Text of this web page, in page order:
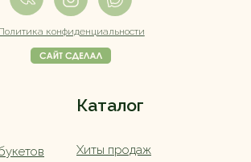
Каталог
конфиденциальности
Хиты продаж